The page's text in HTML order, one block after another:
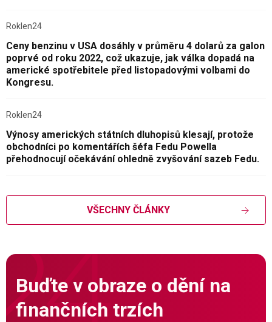
Roklen24
Ceny benzinu v USA dosáhly v průměru 4 dolarů za galon
poprvé od roku 2022, což ukazuje, jak válka dopadá na
americké spotřebitele před listopadovými volbami do
Kongresu.
Roklen24
Výnosy amerických státních dluhopisů klesají, protože
obchodníci po komentářích šéfa Fedu Powella
přehodnocují očekávání ohledně zvyšování sazeb Fedu.
VŠECHNY ČLÁNKY
Buďte v obraze o dění na
finančních trzích